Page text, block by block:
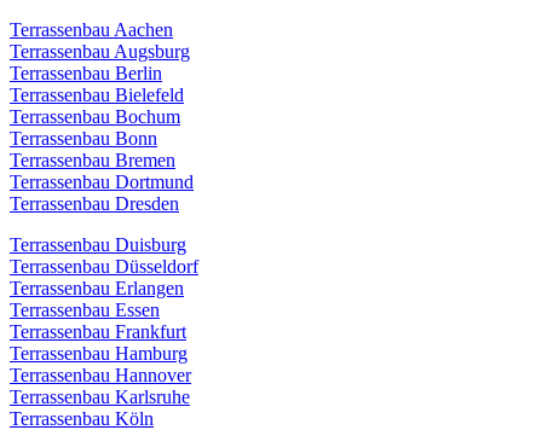
Terrassenbau Aachen
Terrassenbau Augsburg
Terrassenbau Berlin
Terrassenbau Bielefeld
Terrassenbau Bochum
Terrassenbau Bonn
Terrassenbau Bremen
Terrassenbau Dortmund
Terrassenbau Dresden
Terrassenbau Duisburg
Terrassenbau Düsseldorf
Terrassenbau Erlangen
Terrassenbau Essen
Terrassenbau Frankfurt
Terrassenbau Hamburg
Terrassenbau Hannover
Terrassenbau Karlsruhe
Terrassenbau Köln